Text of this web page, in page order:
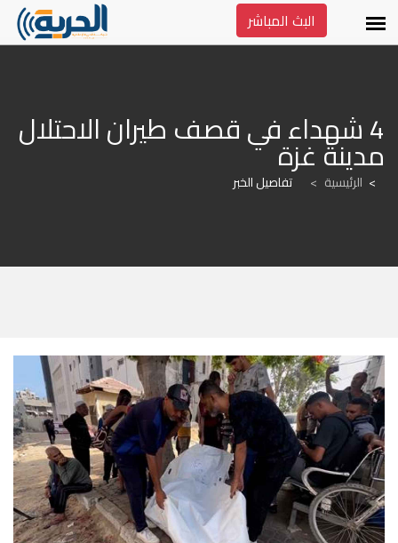
البث المباشر
مدينة غزة
الرئيسية > تفاصيل الخبر